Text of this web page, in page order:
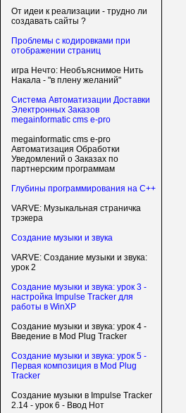
От идеи к реализации - трудно ли
создавать сайты ?
Проблемы с кодировками при
отображении страниц
игра Нечто: Необъяснимое Нить
Накала - "в плену желаний"
Система Автоматизации Доставки
Электронных Заказов
megainformatic cms e-pro
megainformatic cms e-pro
Автоматизация Обработки
Уведомлений о Заказах по
партнерским программам
Глубины программирования на C++
VARVE: Музыкальная страничка
трэкера
Создание музыки и звука
VARVE: Создание музыки и звука:
урок 2
Создание музыки и звука: урок 3 -
настройка Impulse Tracker для
работы в WinXP
Создание музыки и звука: урок 4 -
Введение в Mod Plug Tracker
Создание музыки и звука: урок 5 -
Первая композиция в Mod Plug
Tracker
Создание музыки в Impulse Tracker
2.14 - урок 6 - Ввод Нот